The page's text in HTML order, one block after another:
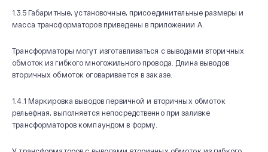
1.3.5 Габаритные, установочные, присоединительные размеры и
масса трансформаторов приведены в приложении А.
Трансформаторы могут изготавливаться с выводами вторичных
обмоток из гибкого многожильного провода. Длина выводов
вторичных обмоток оговаривается в заказе.
1.4.1 Маркировка выводов первичной и вторичных обмоток
рельефная, выполняется непосредственно при заливке
трансформаторов компаундом в форму.